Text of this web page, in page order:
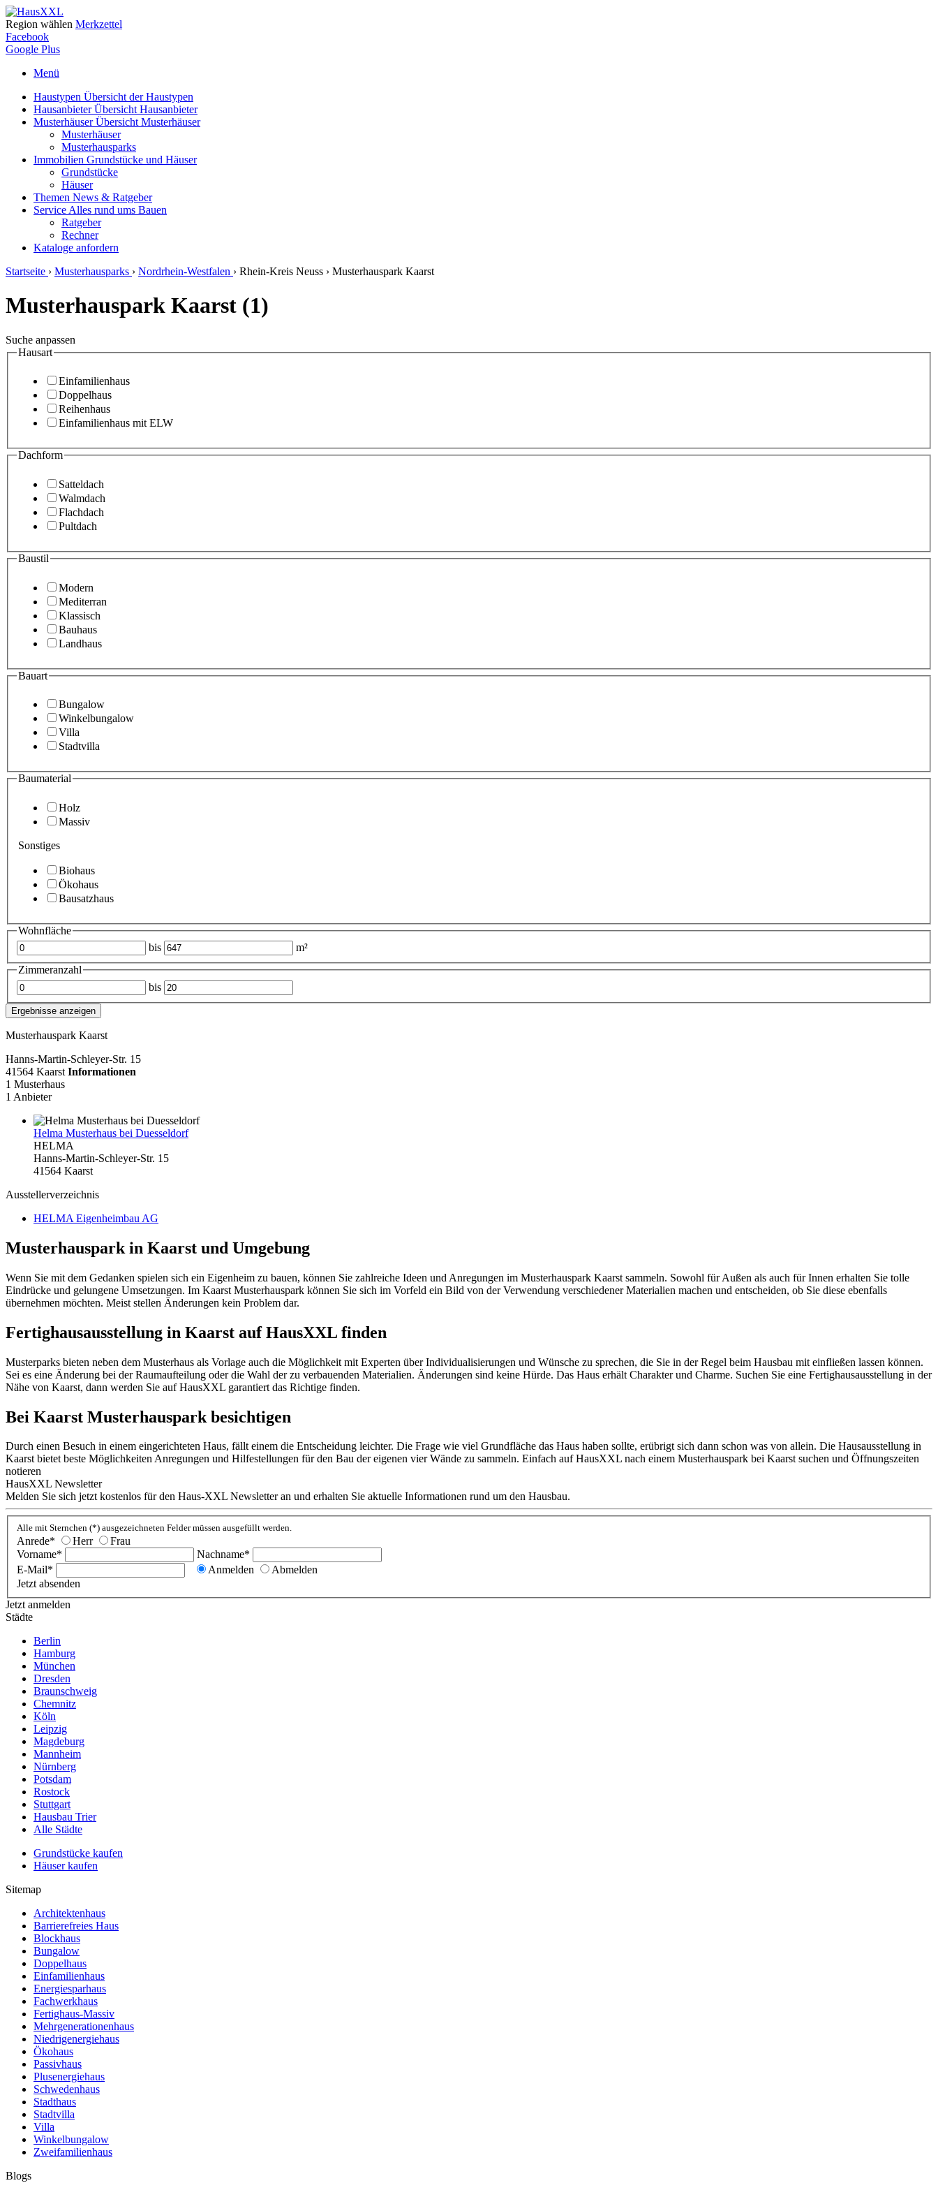
Region wählen Merkzettel
Facebook
Google Plus
Menü
Haustypen Übersicht der Haustypen
HausanbieterÜbersicht Hausanbieter
MusterhäuserÜbersicht Musterhäuser
Musterhäuser
Musterhausparks
Immobilien Grundstücke und Häuser
Grundstücke
Häuser
Themen News & Ratgeber
Service Alles rund ums Bauen
Ratgeber
Rechner
Kataloge anfordern
Startseite › Musterhausparks › Nordrhein-Westfalen › Rhein-Kreis Neuss › Musterhauspark Kaarst
Musterhauspark Kaarst (1)
Suche anpassen
Hausart
Einfamilienhaus
Doppelhaus
Reihenhaus
Einfamilienhaus mit ELW
Dachform
Satteldach
Walmdach
Flachdach
Pultdach
Baustil
Modern
Mediterran
Klassisch
Bauhaus
Landhaus
Bauart
Bungalow
Winkelbungalow
Villa
Stadtvilla
Baumaterial
Holz
Massiv
Sonstiges
Biohaus
Ökohaus
Bausatzhaus
Wohnfläche
bis
m²
Zimmeranzahl
bis
Ergebnisse anzeigen
Musterhauspark Kaarst
Hanns-Martin-Schleyer-Str. 15
41564 Kaarst Informationen
1 Musterhaus
1 Anbieter
Helma Musterhaus bei Duesseldorf
HELMA
Hanns-Martin-Schleyer-Str. 15
41564 Kaarst
Ausstellerverzeichnis
HELMA Eigenheimbau AG
Musterhauspark in Kaarst und Umgebung
Wenn Sie mit dem Gedanken spielen sich ein Eigenheim zu bauen, können Sie zahlreiche Ideen und Anregungen im Musterhauspark Kaarst sammeln. Sowohl für Außen als auch für Innen erhalten Sie tolle
Eindrücke und gelungene Umsetzungen. Im Kaarst Musterhauspark können Sie sich im Vorfeld ein Bild von der Verwendung verschiedener Materialien machen und entscheiden, ob Sie diese ebenfalls
übernehmen möchten. Meist stellen Änderungen kein Problem dar.
Fertighausausstellung in Kaarst auf HausXXL finden
Musterparks bieten neben dem Musterhaus als Vorlage auch die Möglichkeit mit Experten über Individualisierungen und Wünsche zu sprechen, die Sie in der Regel beim Hausbau mit einfließen lassen können.
Sei es eine Änderung bei der Raumaufteilung oder die Wahl der zu verbauenden Materialien. Änderungen sind keine Hürde. Das Haus erhält Charakter und Charme. Suchen Sie eine Fertighausausstellung in der
Nähe von Kaarst, dann werden Sie auf HausXXL garantiert das Richtige finden.
Bei Kaarst Musterhauspark besichtigen
Durch einen Besuch in einem eingerichteten Haus, fällt einem die Entscheidung leichter. Die Frage wie viel Grundfläche das Haus haben sollte, erübrigt sich dann schon was von allein. Die Hausausstellung in
Kaarst bietet beste Möglichkeiten Anregungen und Hilfestellungen für den Bau der eigenen vier Wände zu sammeln. Einfach auf HausXXL nach einem Musterhauspark bei Kaarst suchen und Öffnungszeiten
notieren
HausXXL Newsletter
Melden Sie sich jetzt kostenlos für den Haus-XXL Newsletter an und erhalten Sie aktuelle Informationen rund um den Hausbau.
Alle mit Sternchen (*) ausgezeichneten Felder müssen ausgefüllt werden.
Anrede* Herr
Frau
Vorname*
Nachname*
E-Mail*
Anmelden
Abmelden
Jetzt absenden
Jetzt anmelden
Städte
Berlin
Hamburg
München
Dresden
Braunschweig
Chemnitz
Köln
Leipzig
Magdeburg
Mannheim
Nürnberg
Potsdam
Rostock
Stuttgart
Hausbau Trier
Alle Städte
Grundstücke kaufen
Häuser kaufen
Sitemap
Architektenhaus
Barrierefreies Haus
Blockhaus
Bungalow
Doppelhaus
Einfamilienhaus
Energiesparhaus
Fachwerkhaus
Fertighaus-Massiv
Mehrgenerationenhaus
Niedrigenergiehaus
Ökohaus
Passivhaus
Plusenergiehaus
Schwedenhaus
Stadthaus
Stadtvilla
Villa
Winkelbungalow
Zweifamilienhaus
Blogs